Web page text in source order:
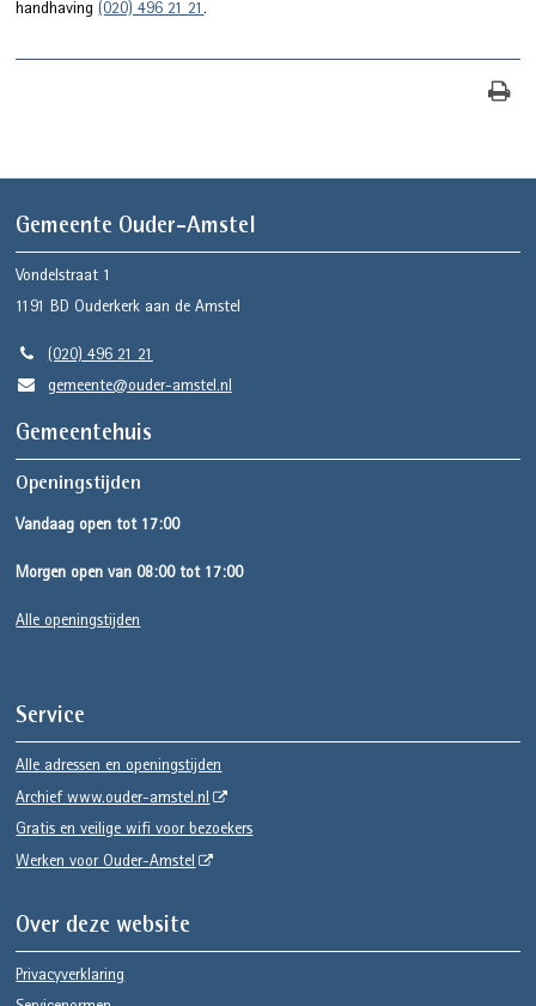
handhaving(020) 496 21 21.
Gemeente Ouder-Amstel
Vondelstraat 1
1191 BD Ouderkerk aan de Amstel
(020) 496 21 21
gemeente@ouder-amstel.nl
Gemeentehuis
Openingstijden
Vandaag open tot 17:00
Morgen open van 08:00 tot 17:00
Alle openingstijden
Service
Alle adressen en openingstijden
Archief www.ouder-amstel.nl
Gratis en veilige wifi voor bezoekers
Werken voor Ouder-Amstel
Over deze website
Privacyverklaring